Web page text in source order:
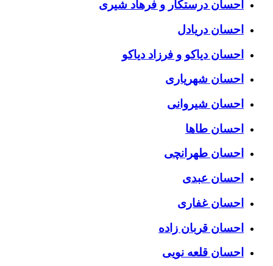
احسان درستكار و فرهاد شيرى
احسان دریادل
احسان دیاکو و فرزاد دیاکو
احسان شهریاری
احسان شیروانی
احسان طاها
احسان طهرانچی
احسان عبدی
احسان غفاری
احسان قربان زاده
احسان قلعه نویی